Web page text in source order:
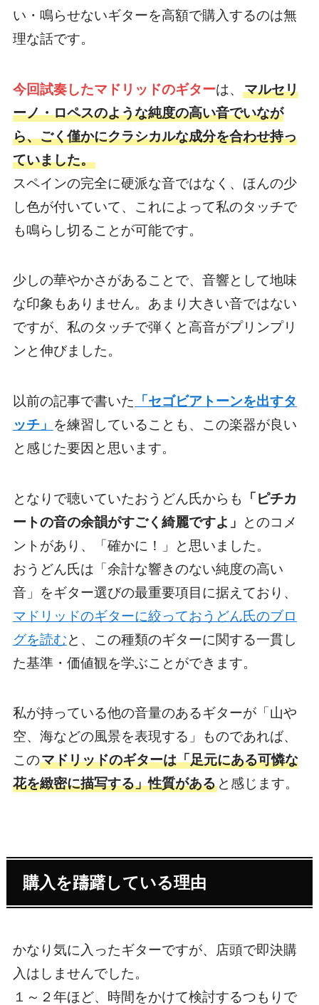
い・鳴らせないギターを高額で購入するのは無
理な話です。
今回試奏したマドリッドのギターは、 マルセリ
ーノ・ロペスのような純度の高い音でいなが
ら、ごく僅かにクラシカルな成分を合わせ持っ
ていました。
スペインの完全に硬派な音ではなく、ほんの少
し色が付いていて、これによって私のタッチで
も鳴らし切ることが可能です。
少しの華やかさがあることで、音響として地味
な印象もありません。あまり大きい音ではない
ですが、私のタッチで弾くと高音がプリンプリ
ンと伸びました。
以前の記事で書いた 「セゴビアトーンを出すタ
ッチ」 を練習していることも、この楽器が良い
と感じた要因と思います。
となりで聴いていたおうどん氏からも
「ピチカ
ートの音の余韻がすごく綺麗ですよ」
とのコメ
ントがあり、「確かに！」と思いました。
おうどん氏は「余計な響きのない純度の高い
音」をギター選びの最重要項目に据えており、
マドリッドのギターに絞っておうどん氏のブロ
グを読むと、この種類のギターに関する一貫し
た基準・価値観を学ぶことができます。
私が持っている他の音量のあるギターが「山や
空、海などの風景を表現する」ものであれば、
このマドリッドのギターは「足元にある可憐な
花を緻密に描写する」性質があると感じます。
購入を躊躇している理由
かなり気に入ったギターですが、店頭で即決購
入はしませんでした。
１～２年ほど、時間をかけて検討するつもりで